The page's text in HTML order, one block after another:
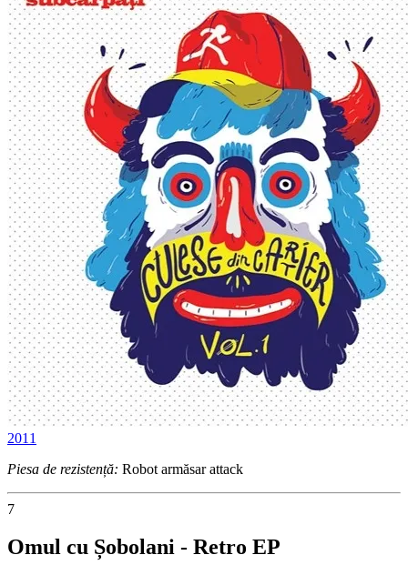
2011
Piesa de rezistență: Robot armăsar attack
7
Omul cu Șobolani - Retro EP